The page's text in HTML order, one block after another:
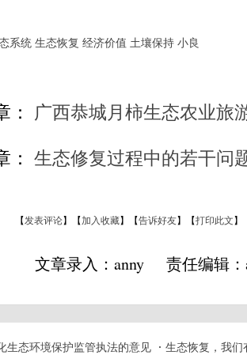
系统 生态恢复 经济价值 土壤保持 小良
广西恭城月柿生态农业旅
生态修复过程中的若干
【发表评论】【加入收藏】【告诉好友】【打印此文】
文章录入：anny 责任编辑
生态环境保护监管执法的意见
生态恢复，我